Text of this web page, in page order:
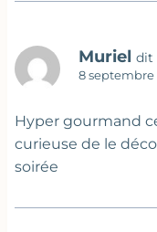
Muriel dit
8 septembre
Hyper gourmand
curieuse de le
soirée